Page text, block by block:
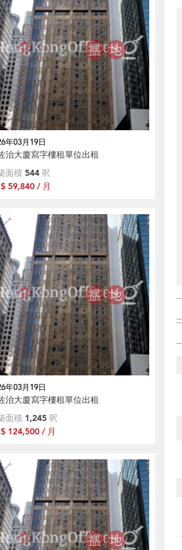
年03月19日
治大廈寫字樓租單位出租
面積 544 呎
59,840 / 月
年03月19日
治大廈寫字樓租單位出租
面積 1,245 呎
124,500 / 月